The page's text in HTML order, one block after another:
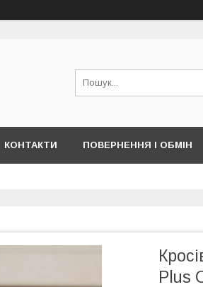
КОНТАКТИ ПОВЕРНЕННЯ І ОБМІН
Plus